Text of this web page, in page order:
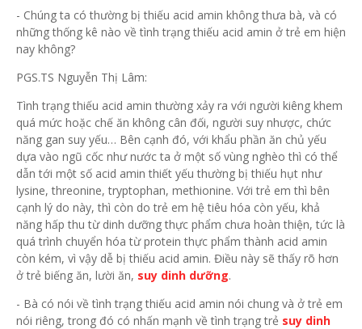
- Chúng ta có thường bị thiếu acid amin không thưa bà, và có
những thống kê nào về tình trạng thiếu acid amin ở trẻ em hiện
nay không?
PGS.TS Nguyễn Thị Lâm:
Tình trạng thiếu acid amin thường xảy ra với người kiêng khem
quá mức hoặc chế ăn không cân đối, người suy nhược, chức
năng gan suy yếu… Bên cạnh đó, với khẩu phần ăn chủ yếu
dựa vào ngũ cốc như nước ta ở một số vùng nghèo thì có thể
dẫn tới một số acid amin thiết yếu thường bị thiếu hụt như
lysine, threonine, tryptophan, methionine. Với trẻ em thì bên
cạnh lý do này, thì còn do trẻ em hệ tiêu hóa còn yếu, khả
năng hấp thu từ dinh dưỡng thực phẩm chưa hoàn thiện, tức là
quá trình chuyển hóa từ protein thực phẩm thành acid amin
còn kém, vì vậy dễ bị thiếu acid amin. Điều này sẽ thấy rõ hơn
ở trẻ biếng ăn, lười ăn, suy dinh dưỡng.
- Bà có nói về tình trạng thiếu acid amin nói chung và ở trẻ em
nói riêng, trong đó có nhấn mạnh về tình trạng trẻ suy dinh